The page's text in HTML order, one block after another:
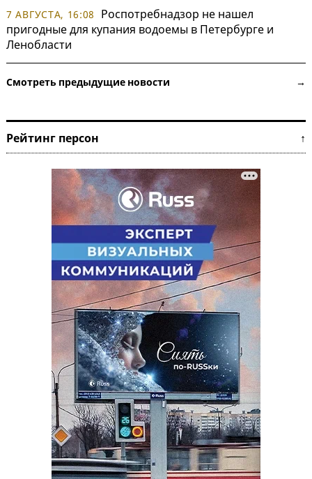
7 АВГУСТА, 16:08
Роспотребнадзор не нашел
пригодные для купания водоемы в Петербурге и
Ленобласти
Смотреть предыдущие новости →
Рейтинг персон ↑